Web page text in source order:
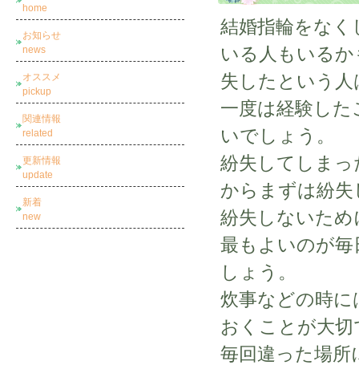
結婚指輪をな
いる人もいる
失したという
一度は経験し
いでしょう。
紛失してしま
からまずは紛
紛失しないた
最もよいのが
しょう。
炊事などの時
おくことが大切
毎回違った場
home
お知らせ
news
オススメ
pickup
関連情報
related
更新情報
update
新着
new